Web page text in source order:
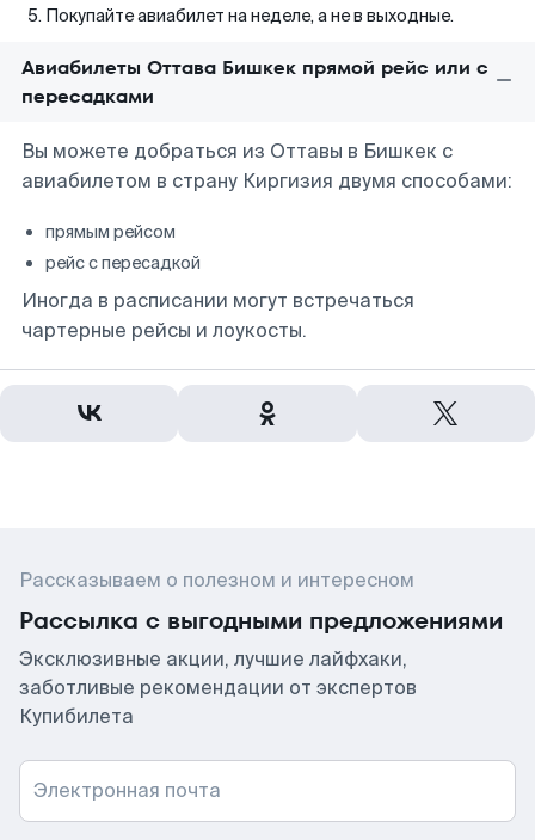
Покупайте авиабилет на неделе, а не в выходные.
Авиабилеты Оттава Бишкек прямой рейс или с
пересадками
Вы можете добраться из Оттавы в Бишкек с
авиабилетом в страну Киргизия двумя способами:
прямым рейсом
рейс с пересадкой
Иногда в расписании могут встречаться
чартерные рейсы и лоукосты.
Рассказываем о полезном и интересном
Рассылка с выгодными предложениями
Эксклюзивные акции, лучшие лайфхаки,
заботливые рекомендации от экспертов
Купибилета
Электронная почта